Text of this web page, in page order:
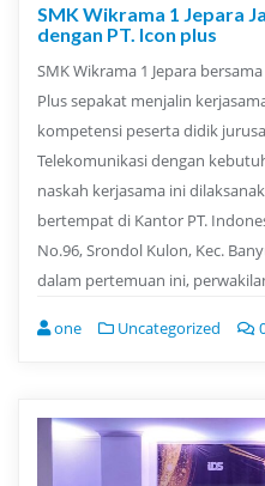
SMK Wikrama 1 Jepara
dengan PT. Icon plus
SMK Wikrama 1 Jepara
Plus sepakat menjalin
kompetensi peserta didik
Telekomunikasi dengan
naskah kerjasama ini
bertempat di Kantor PT.
No.96, Srondol Kulon, Kec.
dalam pertemuan ini,
one Uncategorized